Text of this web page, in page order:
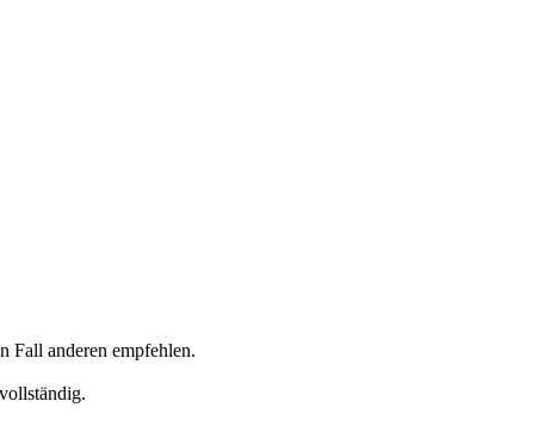
Fall anderen empfehlen.